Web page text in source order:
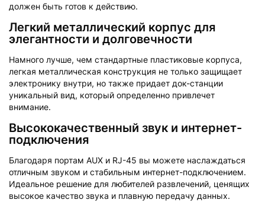
должен быть готов к действию.
Легкий металлический корпус для
элегантности и долговечности
Намного лучше, чем стандартные пластиковые корпуса,
легкая металлическая конструкция не только защищает
электронику внутри, но также придает док-станции
уникальный вид, который определенно привлечет
внимание.
Высококачественный звук и интернет-
подключения
Благодаря портам AUX и RJ-45 вы можете наслаждаться
отличным звуком и стабильным интернет-подключением.
Идеальное решение для любителей развлечений, ценящих
высокое качество звука и плавную передачу данных.